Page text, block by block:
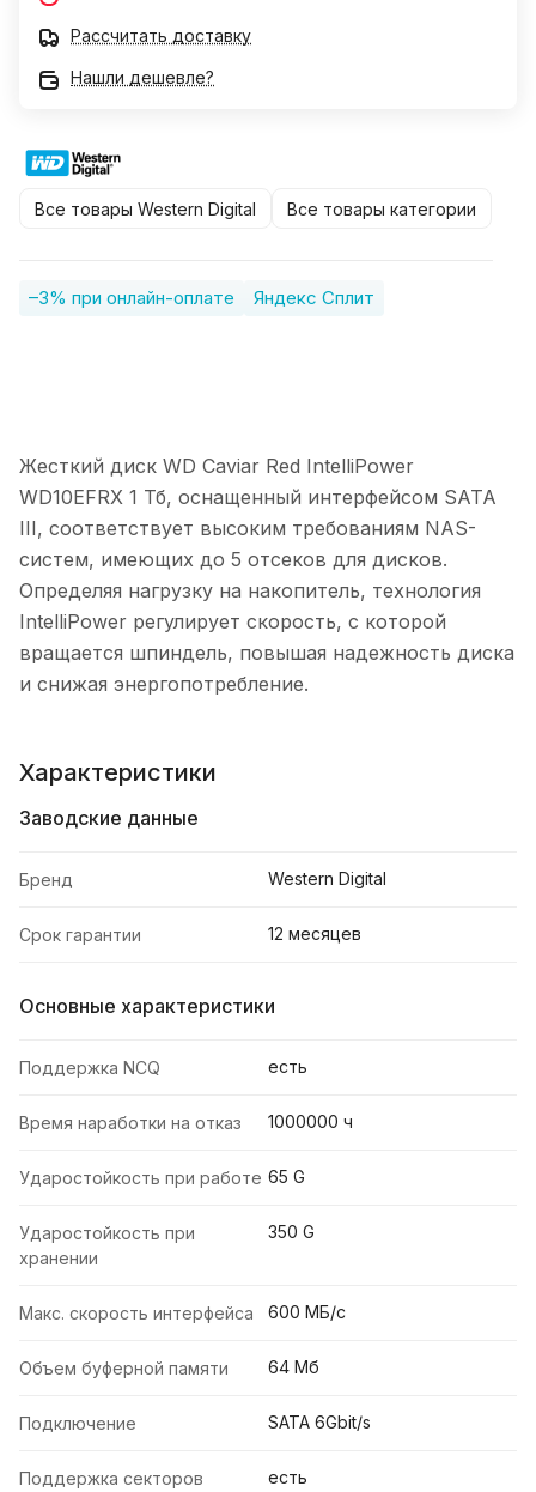
Рассчитать доставку
Нашли дешевле?
Все товары Western Digital Все товары категории
–3% при онлайн-оплате Яндекс Сплит
Жесткий диск WD Caviar Red IntelliPower
WD10EFRX 1 Тб, оснащенный интерфейсом SATA
III, соответствует высоким требованиям NAS-
систем, имеющих до 5 отсеков для дисков.
Определяя нагрузку на накопитель, технология
IntelliPower регулирует скорость, с которой
вращается шпиндель, повышая надежность диска
и снижая энергопотребление.
Характеристики
Заводские данные
Бренд Western Digital
Срок гарантии 12 месяцев
Основные характеристики
Поддержка NCQ есть
Время наработки на отказ 1000000 ч
Ударостойкость при работе 65 G
Ударостойкость при
хранении
350 G
Макс. скорость интерфейса 600 МБ/с
Объем буферной памяти 64 Мб
Подключение SATA 6Gbit/s
Поддержка секторов
есть